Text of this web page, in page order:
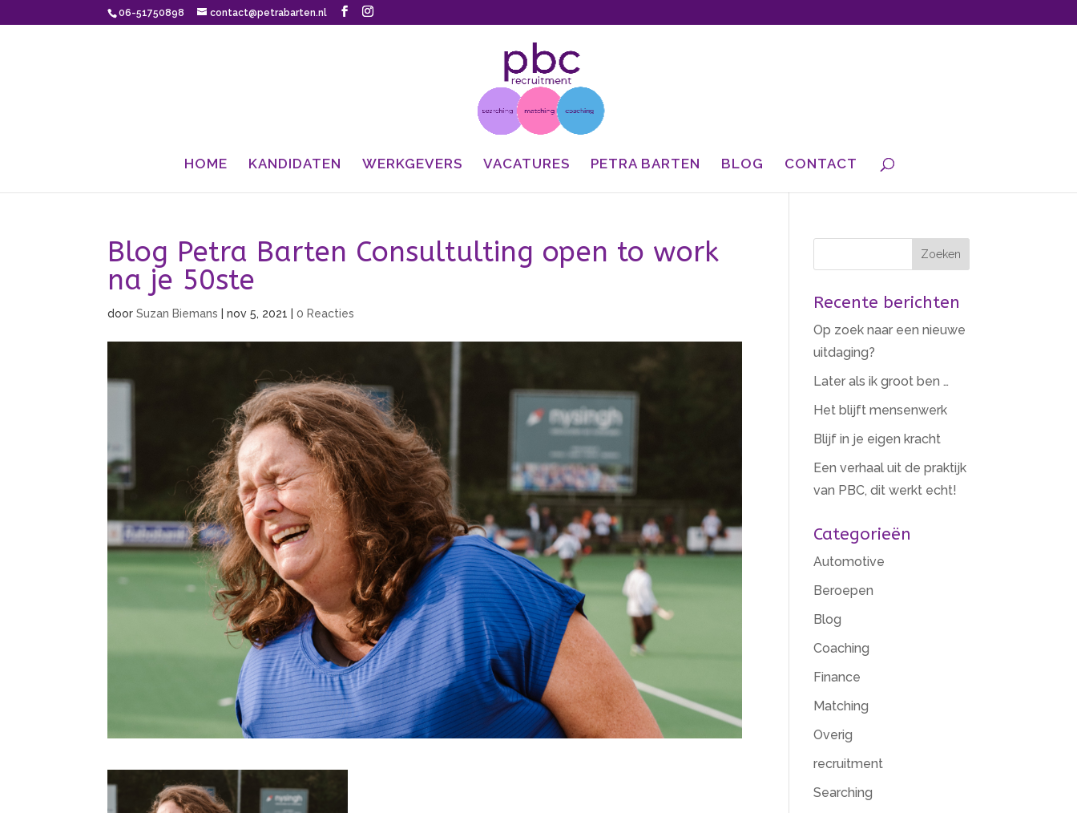
06-51750898 contact@petrabarten.nl
HOME KANDIDATEN WERKGEVERS VACATURES PETRA BARTEN BLOG CONTACT
Blog Petra Barten Consultulting open to work
na je 50ste
doorSuzan Biemans |nov 5, 2021 |0 Reacties
Recente berichten
Op zoek naar een nieuwe
uitdaging?
Later als ik groot ben …
Het blijft mensenwerk
Blijf in je eigen kracht
Een verhaal uit de praktijk
van PBC, dit werkt echt!
Categorieën
Automotive
Beroepen
Blog
Coaching
Finance
Matching
Overig
recruitment
Searching